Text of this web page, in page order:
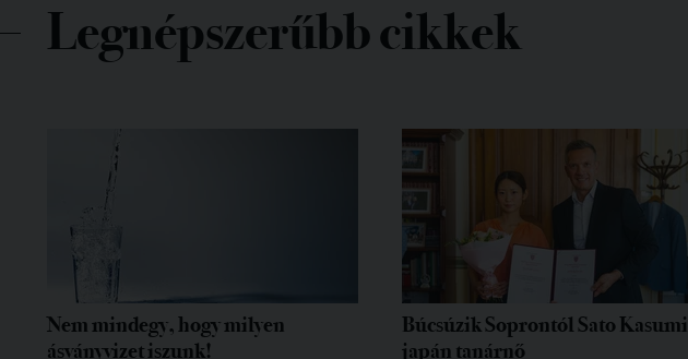
Legnépszerűbb cikkek
Nem mindegy, hogy milyen
ásványvizet iszunk!
Búcsúzik Soprontól Sato Kasumi
japán tanárnő